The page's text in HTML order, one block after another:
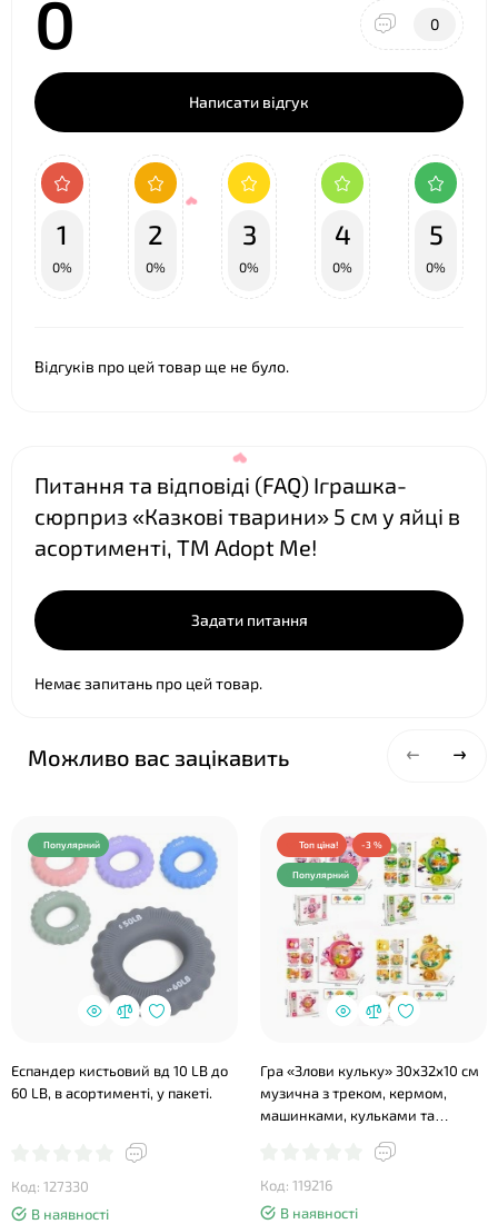
0 0
Написати відгук
1
0%
2
0%
3
0%
4
0%
5
0%
Відгуків про цей товар ще не було.
Питання та відповіді (FAQ) Іграшка-
сюрприз «Казкові тварини» 5 см у яйці в
асортименті, ТМ Adopt Me!
Задати питання
Немає запитань про цей товар.
Можливо вас зацікавить
Популярний
Еспандер кистьовий вд 10 LB до
60 LB, в асортименті, у пакеті.
Код: 127330
В наявності
Топ ціна! -3 %
Популярний
Гра «Злови кульку» 30х32х10 см
музична з треком, кермом,
машинками, кульками та
батарейках, в асортименті, у
коробці 37х32,5х10,5 см
Код: 119216
В наявності
❤
❤